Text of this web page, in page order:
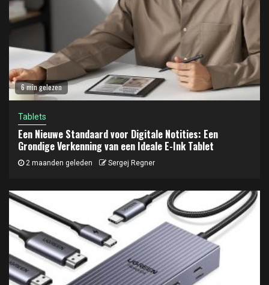
6 min gelezen
Tablets
Een Nieuwe Standaard voor Digitale Notities: Een
Grondige Verkenning van een Ideale E-Ink Tablet
2 maanden geleden Sergej Regner